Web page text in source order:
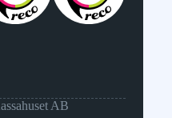
AB